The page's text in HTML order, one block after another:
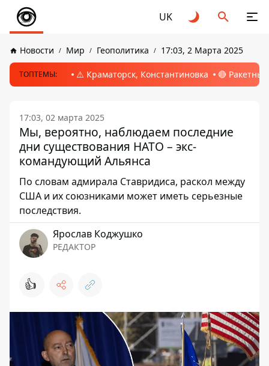
UK
Новости Мир Геополитика 17:03, 2 Марта 2025
ТОПТЕМЫ: ⚠️ Краматорск, Константиновка 🔴
17:03, 02 марта 2025
Мы, вероятно, наблюдаем последние
дни существования НАТО – экс-
командующий Альянса
По словам адмирала Ставридиса, раскол между
США и их союзниками может иметь серьезные
последствия.
Ярослав Коджушко
РЕДАКТОР
👍